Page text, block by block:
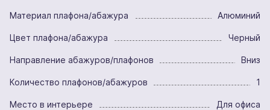
Материал плафона/абажура Алюминий
Цвет плафона/абажура Черный
Направление абажуров/плафонов Вниз
Количество плафонов/абажуров 1
Место в интерьере Для офиса